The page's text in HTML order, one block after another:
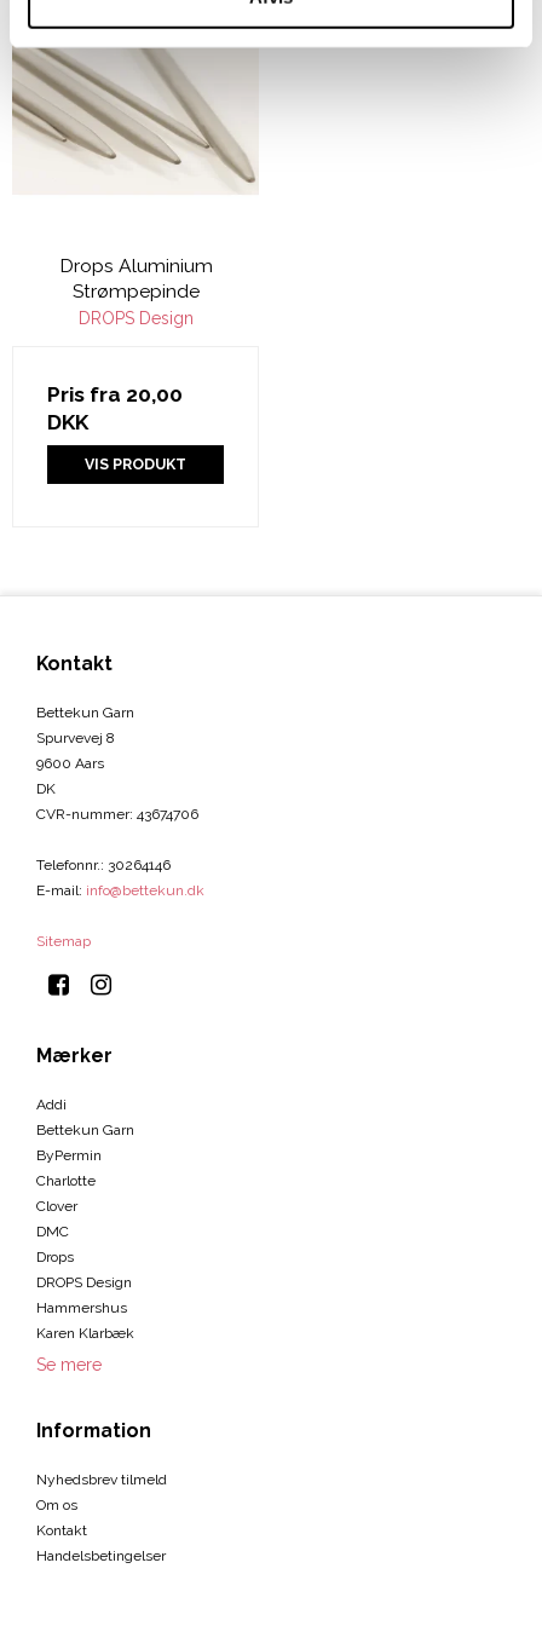
Drops Aluminium
Strømpepinde
DROPS Design
Pris fra 20,00
DKK
VIS PRODUKT
Kontakt
Bettekun Garn
Spurvevej 8
9600 Aars
DK
CVR-nummer: 43674706
Telefonnr.: 30264146
E-mail: info@bettekun.dk
Sitemap
Mærker
Addi
Bettekun Garn
ByPermin
Charlotte
Clover
DMC
Drops
DROPS Design
Hammershus
Karen Klarbæk
Se mere
Information
Nyhedsbrev tilmeld
Om os
Kontakt
Handelsbetingelser